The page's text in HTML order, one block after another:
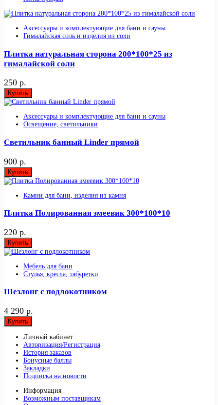
Аксессуары и комплектующие для бани и сауны
Гималайская соль и изделия из соли
Плитка натуральная сторона 200*100*25 из
гималайской соли
250 р.
Купить
Аксессуары и комплектующие для бани и сауны
Освещение, светильники
Светильник банный Linder прямой
900 р.
Купить
Камни для бани, изделия из камня
Плитка Полированная змеевик 300*100*10
220 р.
Купить
Мебель для бани
Стулья, кресла, табуретки
Шезлонг с подлокотником
4 290 р.
Купить
Личный кабинет
Авторизация/Регистрация
История заказов
Бонусные баллы
Закладки
Подписка на новости
Информация
Возможным поставщикам